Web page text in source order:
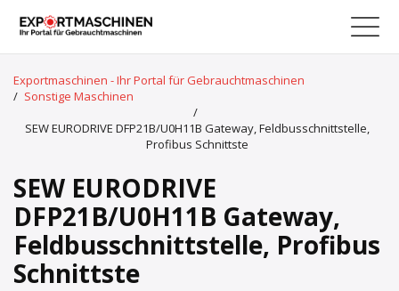
Exportmaschinen - Ihr Portal für Gebrauchtmaschinen
/ Sonstige Maschinen
/
SEW EURODRIVE DFP21B/U0H11B Gateway, Feldbusschnittstelle,
Profibus Schnittste
SEW EURODRIVE
DFP21B/U0H11B Gateway,
Feldbusschnittstelle, Profibus
Schnittste